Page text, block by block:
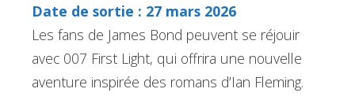
Date de sortie : 27 mars 2026
Les fans de James Bond peuvent se réjouir
avec 007 First Light, qui offrira une nouvelle
aventure inspirée des romans d’Ian Fleming.